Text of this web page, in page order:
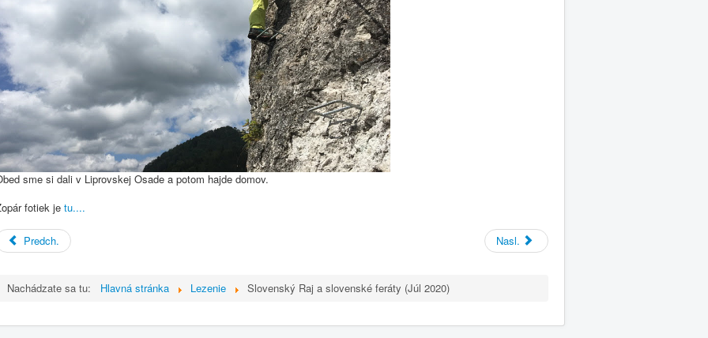
sme si dali v Liprovskej Osade a potom hajde domov.
fotiek je tu....
Predch. Nasl.
Nachádzate sa tu: Hlavná stránka Lezenie Slovenský Raj a slovenské feráty (Júl 2020)